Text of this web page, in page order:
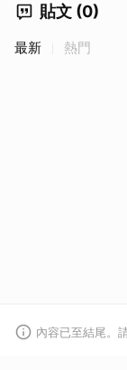
貼文 (0)
最新 熱門
內容已至結尾。